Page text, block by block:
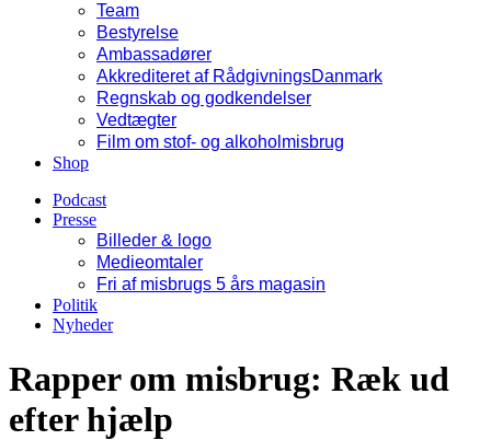
Team
Bestyrelse
Ambassadører
Akkrediteret af RådgivningsDanmark
Regnskab og godkendelser
Vedtægter
Film om stof- og alkoholmisbrug
Shop
Podcast
Presse
Billeder & logo
Medieomtaler
Fri af misbrugs 5 års magasin
Politik
Nyheder
Rapper om misbrug: Ræk ud
efter hjælp